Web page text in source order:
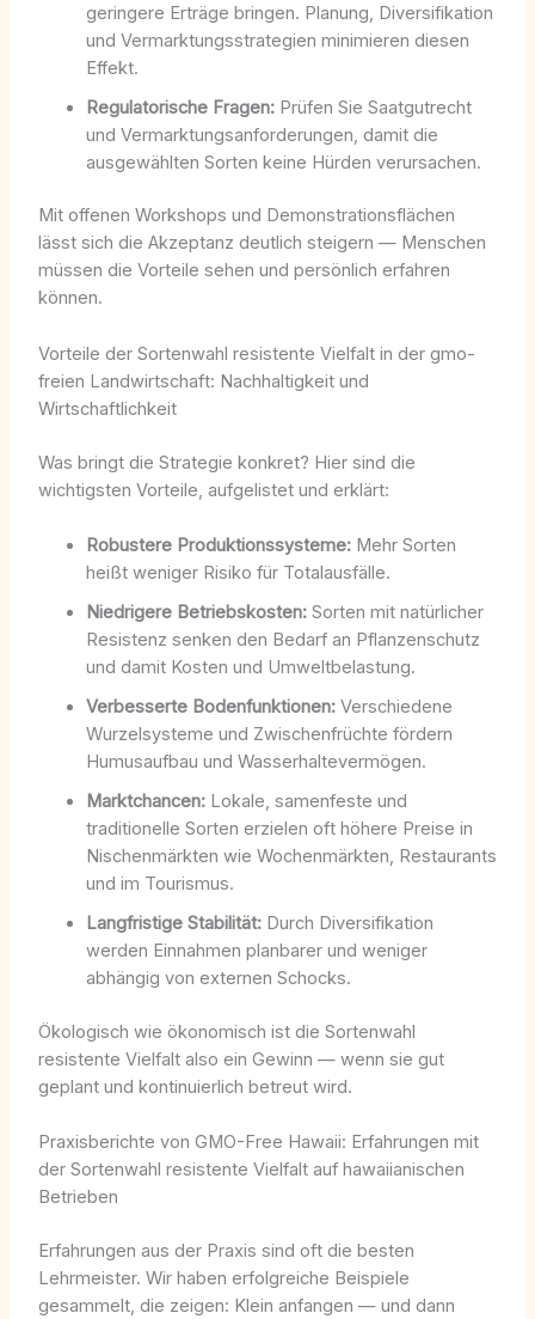
geringere Erträge bringen. Planung, Diversifikation
und Vermarktungsstrategien minimieren diesen
Effekt.
Regulatorische Fragen:Prüfen Sie Saatgutrecht
und Vermarktungsanforderungen, damit die
ausgewählten Sorten keine Hürden verursachen.
Mit offenen Workshops und Demonstrationsflächen
lässt sich die Akzeptanz deutlich steigern — Menschen
müssen die Vorteile sehen und persönlich erfahren
können.
Vorteile der Sortenwahl resistente Vielfalt in der gmo-
freien Landwirtschaft: Nachhaltigkeit und
Wirtschaftlichkeit
Was bringt die Strategie konkret? Hier sind die
wichtigsten Vorteile, aufgelistet und erklärt:
Robustere Produktionssysteme:Mehr Sorten
heißt weniger Risiko für Totalausfälle.
Niedrigere Betriebskosten:Sorten mit natürlicher
Resistenz senken den Bedarf an Pflanzenschutz
und damit Kosten und Umweltbelastung.
Verbesserte Bodenfunktionen:Verschiedene
Wurzelsysteme und Zwischenfrüchte fördern
Humusaufbau und Wasserhaltevermögen.
Marktchancen:Lokale, samenfeste und
traditionelle Sorten erzielen oft höhere Preise in
Nischenmärkten wie Wochenmärkten, Restaurants
und im Tourismus.
Langfristige Stabilität:Durch Diversifikation
werden Einnahmen planbarer und weniger
abhängig von externen Schocks.
Ökologisch wie ökonomisch ist die Sortenwahl
resistente Vielfalt also ein Gewinn — wenn sie gut
geplant und kontinuierlich betreut wird.
Praxisberichte von GMO-Free Hawaii: Erfahrungen mit
der Sortenwahl resistente Vielfalt auf hawaiianischen
Betrieben
Erfahrungen aus der Praxis sind oft die besten
Lehrmeister. Wir haben erfolgreiche Beispiele
gesammelt, die zeigen: Klein anfangen — und dann